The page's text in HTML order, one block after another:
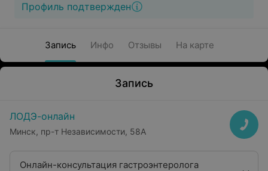
Профиль подтвержден
Запись Инфо Отзывы На карте
Запись
ЛОДЭ-онлайн
Минск, пр-т Независимости, 58А
Онлайн-консультация гастроэнтеролога